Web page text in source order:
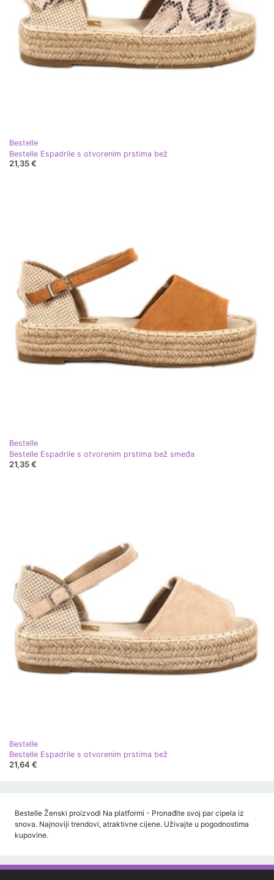
Bestelle
Bestelle Espadrile s otvorenim prstima bež
21,35 €
Bestelle
Bestelle Espadrile s otvorenim prstima bež smeđa
21,35 €
Bestelle
Bestelle Espadrile s otvorenim prstima bež
21,64 €
Bestelle Ženski proizvodi Na platformi - Pronađite svoj par cipela iz
snova. Najnoviji trendovi, atraktivne cijene. Uživajte u pogodnostima
kupovine.